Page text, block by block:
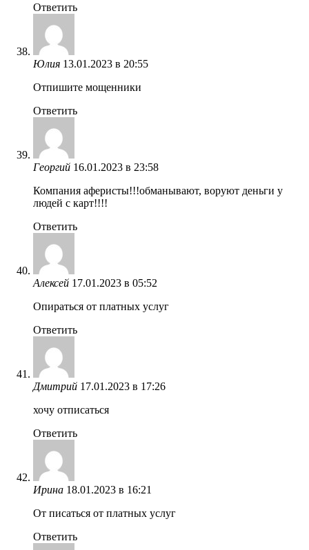
Ответить
Юлия 13.01.2023 в 20:55
Отпишите мощенники
Ответить
Георгий 16.01.2023 в 23:58
Компания аферисты!!!обманывают, воруют деньги у
людей с карт!!!!
Ответить
Алексей 17.01.2023 в 05:52
Опираться от платных услуг
Ответить
Дмитрий 17.01.2023 в 17:26
хочу отписаться
Ответить
Ирина 18.01.2023 в 16:21
От писаться от платных услуг
Ответить